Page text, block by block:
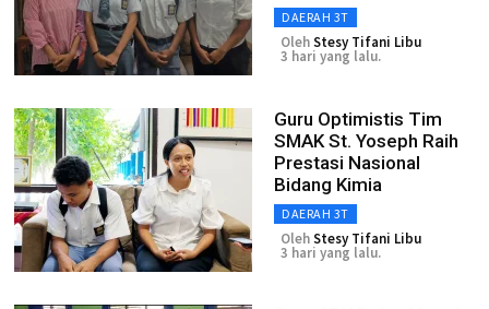
DAERAH 3T
OlehStesy Tifani Libu
3 hari yang lalu.
Guru Optimistis Tim
SMAK St. Yoseph Raih
Prestasi Nasional
Bidang Kimia
DAERAH 3T
OlehStesy Tifani Libu
3 hari yang lalu.